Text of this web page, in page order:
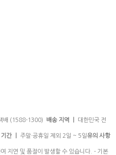
배 (1588-1300) 배송 지역 ㅣ 대한민국 전
간 ㅣ 주말·공휴일 제외 2일 ~ 5일유의 사항
지연 및 품절이 발생할 수 있습니다. - 기본